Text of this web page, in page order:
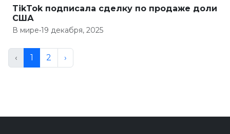
TikTok подписала сделку по продаже доли
США
В мире•19 декабря, 2025
‹ 1 2 ›